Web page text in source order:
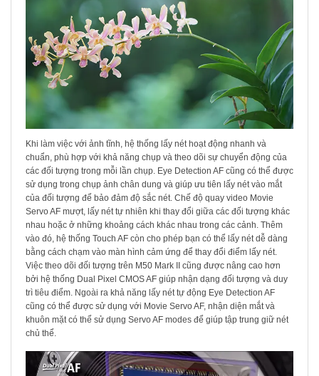
Khi làm việc với ảnh tĩnh, hệ thống lấy nét hoạt động nhanh và
chuẩn, phù hợp với khả năng chụp và theo dõi sự chuyển động của
các đối tượng trong mỗi lần chụp. Eye Detection AF cũng có thể được
sử dụng trong chụp ảnh chân dung và giúp ưu tiên lấy nét vào mắt
của đối tượng để bảo đảm độ sắc nét. Chế độ quay video Movie
Servo AF mượt, lấy nét tự nhiên khi thay đổi giữa các đối tượng khác
nhau hoặc ở những khoảng cách khác nhau trong các cảnh. Thêm
vào đó, hệ thống Touch AF còn cho phép bạn có thể lấy nét dễ dàng
bằng cách chạm vào màn hình cảm ứng để thay đổi điểm lấy nét.
Việc theo dõi đối tượng trên M50 Mark II cũng được nâng cao hơn
bởi hệ thống Dual Pixel CMOS AF giúp nhận dạng đối tượng và duy
trì tiêu điểm. Ngoài ra khả năng lấy nét tự động Eye Detection AF
cũng có thể được sử dụng với Movie Servo AF, nhận diện mắt và
khuôn mặt có thể sử dụng Servo AF modes để giúp tập trung giữ nét
chủ thể.